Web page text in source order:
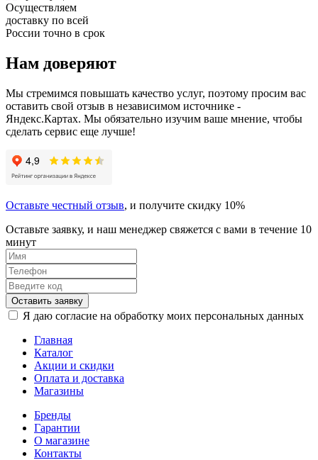
Осуществляем
доставку по всей
России точно в срок
Нам доверяют
Мы стремимся повышать качество услуг, поэтому просим вас
оставить свой отзыв в независимом источнике -
Яндекс.Картах. Мы обязательно изучим ваше мнение, чтобы
сделать сервис еще лучше!
Оставьте честный отзыв, и получите скидку 10%
Оставьте заявку, и наш менеджер свяжется с вами в течение 10
минут
Оставить заявку
Я даю согласие на обработку моих персональных данных
Главная
Каталог
Акции и скидки
Оплата и доставка
Магазины
Бренды
Гарантии
О магазине
Контакты